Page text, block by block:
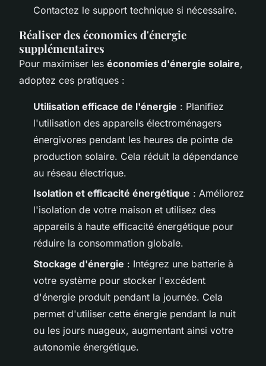
Contactez le support technique si nécessaire.
Réaliser des économies d'énergie
supplémentaires
Pour maximiser les économies d'énergie solaire,
adoptez ces pratiques :
Utilisation efficace de l'énergie : Planifiez
l'utilisation des appareils électroménagers
énergivores pendant les heures de pointe de
production solaire. Cela réduit la dépendance
au réseau électrique.
Isolation et efficacité énergétique : Améliorez
l'isolation de votre maison et utilisez des
appareils à haute efficacité énergétique pour
réduire la consommation globale.
Stockage d'énergie : Intégrez une batterie à
votre système pour stocker l'excédent
d'énergie produit pendant la journée. Cela
permet d'utiliser cette énergie pendant la nuit
ou les jours nuageux, augmentant ainsi votre
autonomie énergétique.